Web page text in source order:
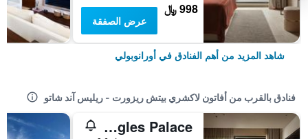
998 ﷼
عرض الصفقة
شاهد المزيد من أهم الفنادق في أورانوبولي
فنادق بالقرب من أفاتون لاكشري بيتش ريزورت - ريليس آند شاتو
Eagles Palace